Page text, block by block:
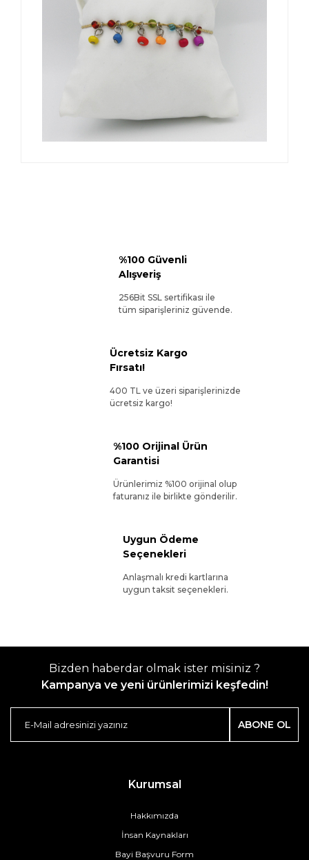
%100 Güvenli
Alışveriş
256Bit SSL sertifikası ile
tüm siparişleriniz güvende.
Ücretsiz Kargo
Fırsatı!
400 TL ve üzeri siparişlerinizde
ücretsiz kargo!
%100 Orijinal Ürün
Garantisi
Ürünlerimiz %100 orijinal olup
faturanız ile birlikte gönderilir.
Uygun Ödeme
Seçenekleri
Anlaşmalı kredi kartlarına
uygun taksit seçenekleri.
Bizden haberdar olmak ister misiniz ?
Kampanya ve yeni ürünlerimizi keşfedin!
ABONE OL
Kurumsal
Hakkımızda
İnsan Kaynakları
Bayi Başvuru Form